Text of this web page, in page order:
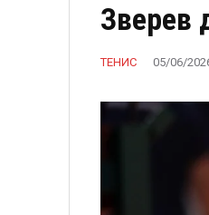
Зверев
ТЕНИС 05/06/